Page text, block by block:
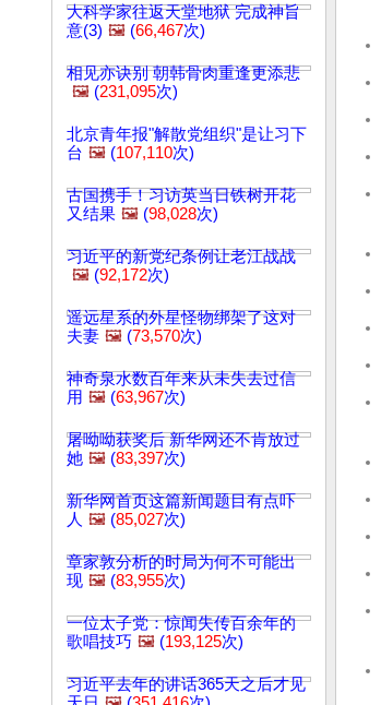
大科学家往返天堂地狱 完成神旨
意(3) 🖼️ (66,467次)
相见亦诀别 朝韩骨肉重逢更添悲
🖼️ (231,095次)
北京青年报"解散党组织"是让习下
台 🖼️ (107,110次)
古国携手！习访英当日铁树开花
又结果 🖼️ (98,028次)
习近平的新党纪条例让老江战战
🖼️ (92,172次)
遥远星系的外星怪物绑架了这对
夫妻 🖼️ (73,570次)
神奇泉水数百年来从未失去过信
用 🖼️ (63,967次)
屠呦呦获奖后 新华网还不肯放过
她 🖼️ (83,397次)
新华网首页这篇新闻题目有点吓
人 🖼️ (85,027次)
章家敦分析的时局为何不可能出
现 🖼️ (83,955次)
一位太子党：惊闻失传百余年的
歌唱技巧 🖼️ (193,125次)
习近平去年的讲话365天之后才见